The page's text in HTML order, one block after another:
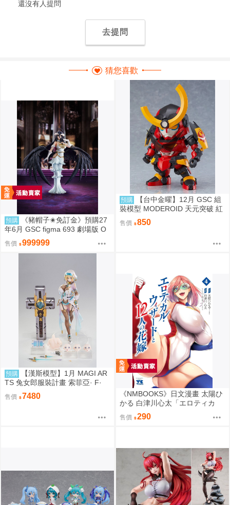
還沒有人提問
去提問
猜您喜歡
預購
《豬帽子✬免訂金》預購27
年6月 GSC figma 693 劇場版 O
VERLORD 聖王國篇 雅兒貝德 0
913
售價 999999
預購
【台中金曜】12月 GSC 組
裝模型 MODEROID 天元突破 紅
蓮螺巖 紅蓮螺巖 再版 0904
售價 850
預購
【漢斯模型】1月 MAGI AR
TS 兔女郎服裝計畫 索菲亞· F·
希琳 機甲修女 亮色特別版 高峰N
adare
售價 7480
《NMBOOKS》日文漫畫 太陽ひ
かる 白津川心太「エロティカ
ル・ウィザードと12人の花嫁
(4)」
售價 290